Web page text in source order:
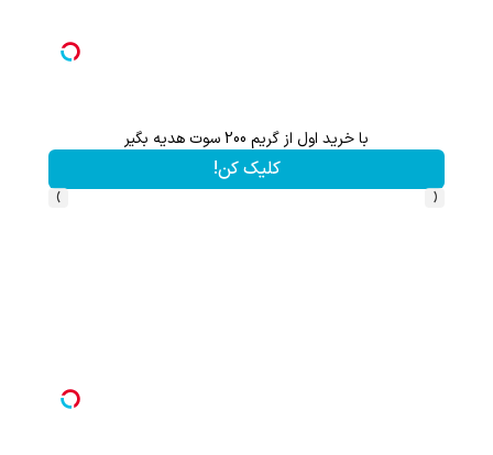
با خرید اول از گریم 200 سوت هدیه بگیر
کلیک کن!
‹
›